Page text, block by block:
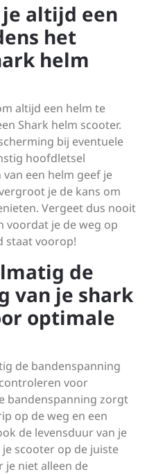
altijd een
het
helm
altijd een helm te
Shark helm scooter.
bij eventuele
hoofdletsel
een helm geef je
je de kans om
Vergeet dus nooit
voordat je de weg op
staat voorop!
de
van je shark
optimale
de bandenspanning
voor
bandenspanning zorgt
op de weg en een
de levensduur van je
scooter op de juiste
je niet alleen de